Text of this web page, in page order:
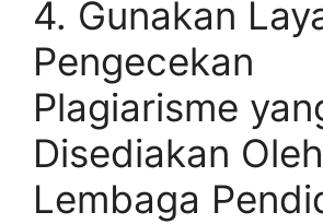
4. Gunakan
Pengecekan
Plagiarisme
Disediakan Oleh
Lembaga